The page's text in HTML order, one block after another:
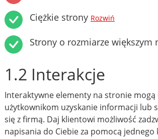
Ciężkie strony Rozwiń
Strony o rozmiarze większym
1.2 Interakcje
Interaktywne elementy na stronie mogą
użytkownikom uzyskanie informacji lub
się z firmą. Daj klientowi możliwość
napisania do Ciebie za pomocą jednego